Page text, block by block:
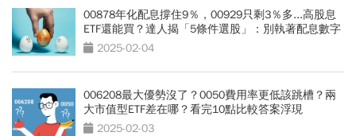
00878年化配息撐住9％，00929只剩3％多...高股息
ETF還能買？達人揭「5條件選股」：別執著配息數字
2025-02-04
006208最大優勢沒了？0050費用率更低該跳槽？兩
大市值型ETF差在哪？看完10點比較答案浮現
2025-02-03